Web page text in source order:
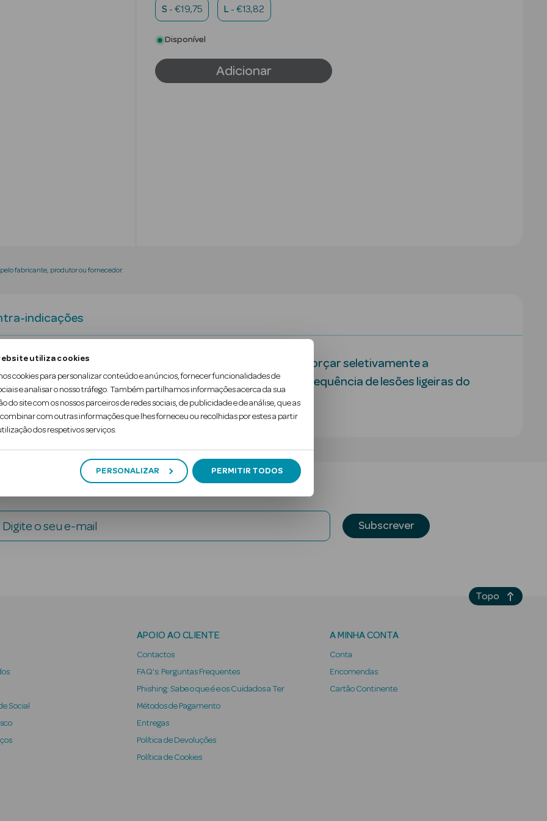
utiliza cookies
cookies para personalizar conteúdo e anúncios, fornecer funcionalidades de
e analisar o nosso tráfego. Também partilhamos informações acerca da sua
do site com os nossos parceiros de redes sociais, de publicidade e de análise, que as
com outras informações que lhes forneceu ou recolhidas por estes a partir
dos respetivos serviços.
PERSONALIZAR PERMITIR TODOS
S - €19,75 L - €13,82
Disponível
Adicionar
fabricante, produtor ou fornecedor.
indicações
a tensão e aliviar a dor. Ligadura no pulso para reforçar seletivamente a
conforto sem fricções. Estabilização e compressão na sequência de lesões ligeiras do
Digite o seu e-mail Subscrever
Social
APOIO AO CLIENTE
Contactos
FAQ's: Perguntas Frequentes
Phishing: Sabe o que é e os Cuidados a Ter
Métodos de Pagamento
Entregas
Política de Devoluções
Política de Cookies
A MINHA CONTA
Conta
Encomendas
Cartão Continente
Topo